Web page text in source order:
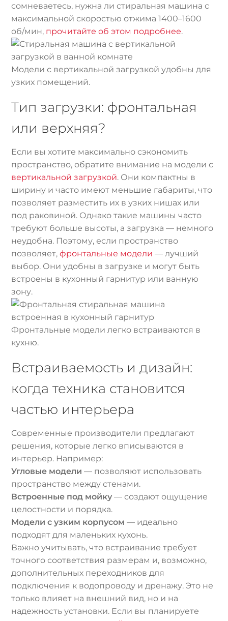
сомневаетесь, нужна ли стиральная машина с
максимальной скоростью отжима 1400–1600
об/мин, прочитайте об этом подробнее.
Модели с вертикальной загрузкой удобны для
узких помещений.
Тип загрузки: фронтальная
или верхняя?
Если вы хотите максимально сэкономить
пространство, обратите внимание на модели с
вертикальной загрузкой. Они компактны в
ширину и часто имеют меньшие габариты, что
позволяет разместить их в узких нишах или
под раковиной. Однако такие машины часто
требуют больше высоты, а загрузка — немного
неудобна. Поэтому, если пространство
позволяет,фронтальные модели — лучший
выбор. Они удобны в загрузке и могут быть
встроены в кухонный гарнитур или ванную
зону.
Фронтальные модели легко встраиваются в
кухню.
Встраиваемость и дизайн:
когда техника становится
частью интерьера
Современные производители предлагают
решения, которые легко вписываются в
интерьер. Например:
Угловые модели — позволяют использовать
пространство между стенами.
Встроенные под мойку — создают ощущение
целостности и порядка.
Модели с узким корпусом — идеально
подходят для маленьких кухонь.
Важно учитывать, что встраивание требует
точного соответствия размерам и, возможно,
дополнительных переходников для
подключения к водопроводу и дренажу. Это не
только влияет на внешний вид, но и на
надежность установки. Если вы планируете